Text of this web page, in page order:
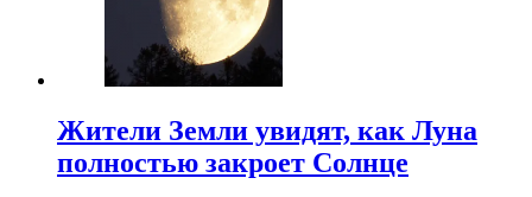
Жители Земли увидят, как Луна
полностью закроет Солнце